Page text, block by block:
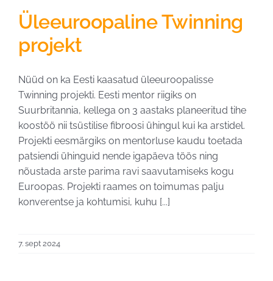
Üleeuroopaline Twinning
projekt
Nüüd on ka Eesti kaasatud üleeuroopalisse
Twinning projekti. Eesti mentor riigiks on
Suurbritannia, kellega on 3 aastaks planeeritud tihe
koostöö nii tsüstilise fibroosi ühingul kui ka arstidel.
Projekti eesmärgiks on mentorluse kaudu toetada
patsiendi ühinguid nende igapäeva töös ning
nõustada arste parima ravi saavutamiseks kogu
Euroopas. Projekti raames on toimumas palju
konverentse ja kohtumisi, kuhu [...]
7. sept 2024